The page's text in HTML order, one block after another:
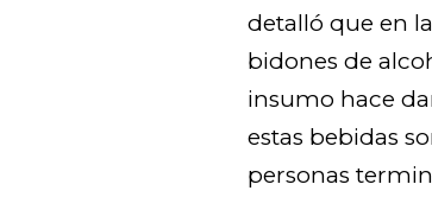
detalló que en
bidones de
insumo hace
estas bebidas
personas